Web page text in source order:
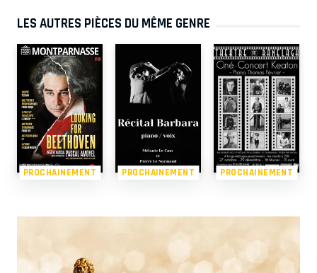
LES AUTRES PIÈCES DU MÊME GENRE
PROCHAINEMENT PROCHAINEMENT PROCHAINEMENT